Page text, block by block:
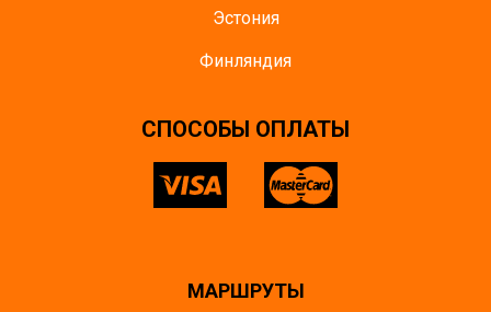
Эстония
Финляндия
CПОСОБЫ ОПЛАТЫ
МАРШРУТЫ